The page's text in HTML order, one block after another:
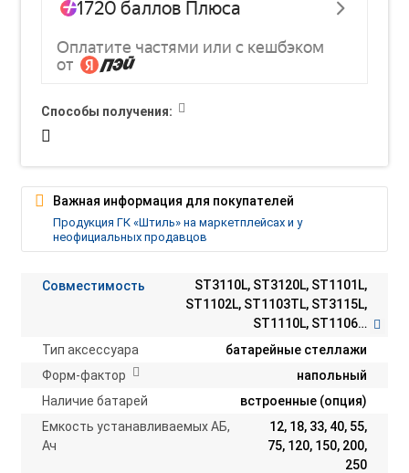
Совместимость
ST3110L, ST3120L, ST1101L,
ST1102L, ST1103TL, ST3115L,
ST1110L, ST1106L,
SM060(3x10), SM060(1x20),
SM060(6x10), ST33080,
SM060(5x10), SM060(4x10),
ST33120, ST33015, ST33100,
ST33030, ST33020,
SM060(2x20), ST33060,
SM120(6x20), SM120(5x20),
Тип аксессуара
батарейные стеллажи
Форм-фактор
напольный
Наличие батарей
встроенные (опция)
Емкость устанавливаемых АБ,
Ач
12, 18, 33, 40, 55,
75, 120, 150, 200,
250
Способы получения:
Важная информация для покупателей
Продукция ГК «Штиль» на маркетплейсах и у
неофициальных продавцов